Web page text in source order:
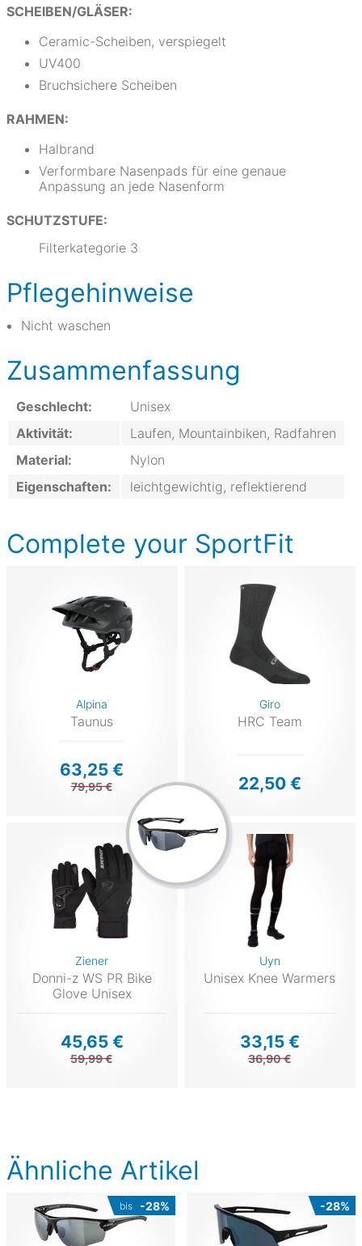
SCHEIBEN/GLÄSER:
Ceramic-Scheiben, verspiegelt
UV400
Bruchsichere Scheiben
RAHMEN:
Halbrand
Verformbare Nasenpads für eine genaue
Anpassung an jede Nasenform
SCHUTZSTUFE:
Filterkategorie 3
Pflegehinweise
Nicht waschen
Zusammenfassung
Geschlecht:
Unisex
Aktivität:
Laufen, Mountainbiken, Radfahren
Material:
Nylon
Eigenschaften:
leichtgewichtig, reflektierend
Complete your SportFit
Alpina
Taunus
63,25 €
79,95 €
Giro
HRC Team
22,50 €
Ziener
Donni-z WS PR Bike
Glove Unisex
45,65 €
59,99 €
Uyn
Unisex Knee Warmers
33,15 €
36,90 €
Ähnliche Artikel
bis -28% -28%